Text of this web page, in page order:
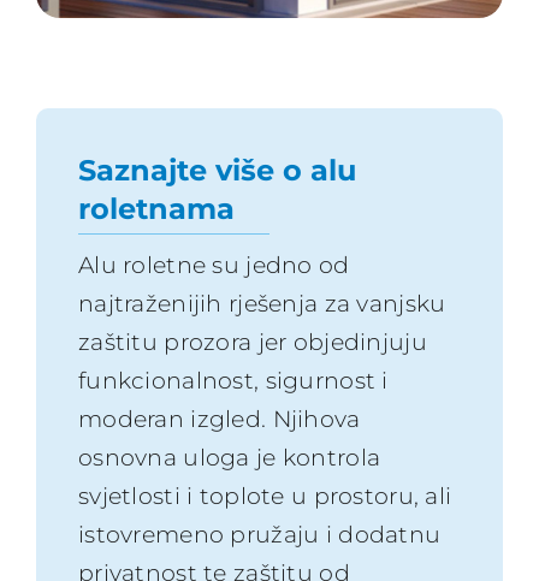
Saznajte više o alu
roletnama
Alu roletne su jedno od
najtraženijih rješenja za vanjsku
zaštitu prozora jer objedinjuju
funkcionalnost, sigurnost i
moderan izgled. Njihova
osnovna uloga je kontrola
svjetlosti i toplote u prostoru, ali
istovremeno pružaju i dodatnu
privatnost te zaštitu od